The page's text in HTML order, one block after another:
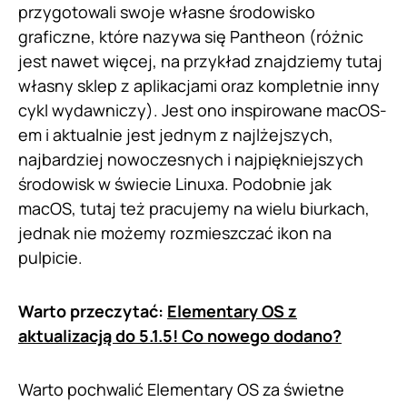
przygotowali swoje własne środowisko
graficzne, które nazywa się Pantheon (różnic
jest nawet więcej, na przykład znajdziemy tutaj
własny sklep z aplikacjami oraz kompletnie inny
cykl wydawniczy). Jest ono inspirowane macOS-
em i aktualnie jest jednym z najlżejszych,
najbardziej nowoczesnych i najpiękniejszych
środowisk w świecie Linuxa. Podobnie jak
macOS, tutaj też pracujemy na wielu biurkach,
jednak nie możemy rozmieszczać ikon na
pulpicie.
Warto przeczytać: Elementary OS z
aktualizacją do 5.1.5! Co nowego dodano?
Warto pochwalić Elementary OS za świetne